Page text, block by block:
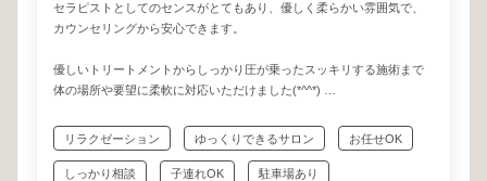
セラピストとしてのセンスがとてもあり、優しく柔らかい雰囲気で、
カウンセリングから安心できます。
優しいトリートメントからしっかり圧が乗ったスッキリする施術まで
体の場所や要望に柔軟に対応いただけました(*^^*)
サロンの雰囲気も良く、終わったあとは心身共に解されて、もう言う
ことなし、幸せな時間を過ごすことができ大満足です╰(*´︶`*)╯♡
リラクゼーション ゆっくりできるサロン お任せOK
しっかり相談 子連れOK 駐車場あり